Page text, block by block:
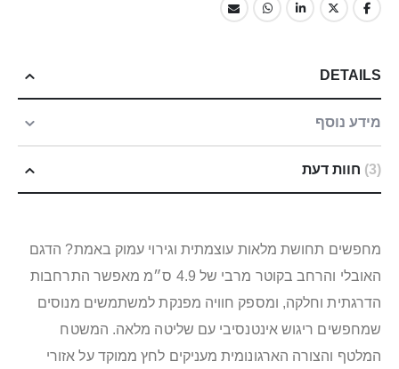
DETAILS
מידע נוסף
3 חוות דעת
מחפשים תחושת מלאות עוצמתית וגירוי עמוק באמת? הדגם
האובלי והרחב בקוטר מרבי של 4.9 ס״מ מאפשר התרחבות
הדרגתית וחלקה, ומספק חוויה מפנקת למשתמשים מנוסים
שמחפשים ריגוש אינטנסיבי עם שליטה מלאה. המשטח
המלטף והצורה הארגונומית מעניקים לחץ ממוקד על אזורי